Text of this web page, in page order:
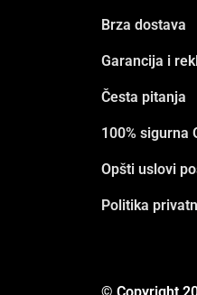
Brza dostava
Garancija i
Česta pitanja
100% sigurna
Opšti uslovi
Politika